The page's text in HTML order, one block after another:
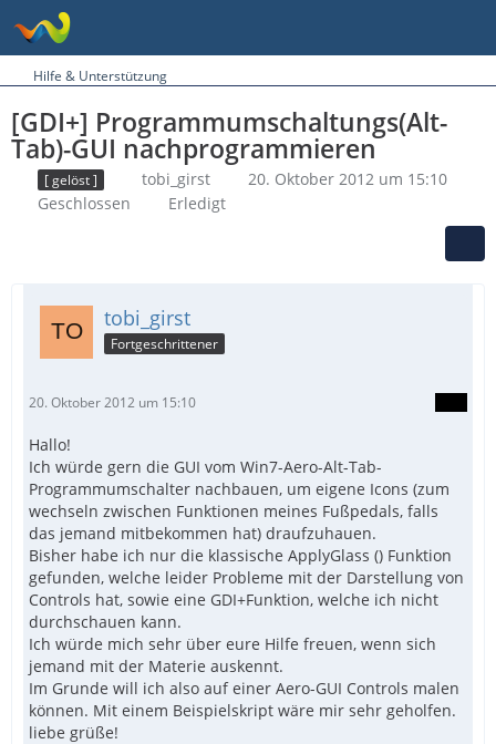
Hilfe & Unterstützung
[GDI+] Programmumschaltungs(Alt-
Tab)-GUI nachprogrammieren
[ gelöst ] tobi_girst
20. Oktober 2012 um 15:10
Geschlossen
Erledigt
tobi_girst
Fortgeschrittener
20. Oktober 2012 um 15:10
Hallo!
Ich würde gern die GUI vom Win7-Aero-Alt-Tab-
Programmumschalter nachbauen, um eigene Icons (zum
wechseln zwischen Funktionen meines Fußpedals, falls
das jemand mitbekommen hat) draufzuhauen.
Bisher habe ich nur die klassische ApplyGlass () Funktion
gefunden, welche leider Probleme mit der Darstellung von
Controls hat, sowie eine GDI+Funktion, welche ich nicht
durchschauen kann.
Ich würde mich sehr über eure Hilfe freuen, wenn sich
jemand mit der Materie auskennt.
Im Grunde will ich also auf einer Aero-GUI Controls malen
können. Mit einem Beispielskript wäre mir sehr geholfen.
liebe grüße!